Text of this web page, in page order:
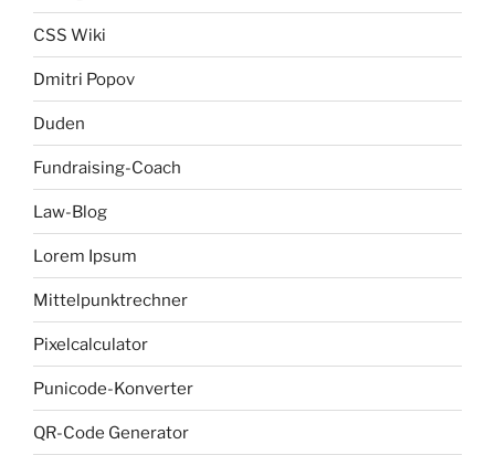
CSS Wiki
Dmitri Popov
Duden
Fundraising-Coach
Law-Blog
Lorem Ipsum
Mittelpunktrechner
Pixelcalculator
Punicode-Konverter
QR-Code Generator